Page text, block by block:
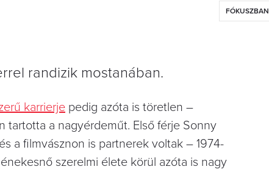
FÓKUSZBAN
randizik mostanában.
karrierje pedig azóta is töretlen –
tartotta a nagyérdeműt. Első férje Sonny
a filmvásznon is partnerek voltak – 1974-
szerelmi élete körül azóta is nagy